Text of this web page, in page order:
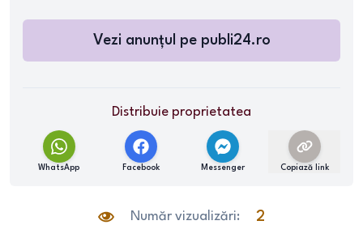
Vezi anunțul pe publi24.ro
Distribuie proprietatea
WhatsApp Facebook Messenger Copiază link
Număr vizualizări: 2